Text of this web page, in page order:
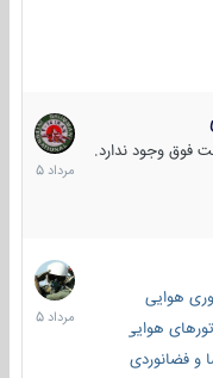
وجود ندارد.
7
مرداد
1405
هوایی
هوایی
فضانوردی
2
مرداد
1405